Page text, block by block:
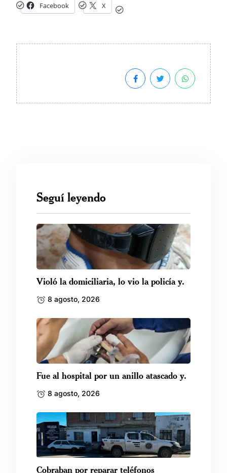
Facebook X
Seguí leyendo
Violó la domiciliaria, lo vio la policía y.
8 agosto, 2026
Fue al hospital por un anillo atascado y.
8 agosto, 2026
Cobraban por reparar teléfonos